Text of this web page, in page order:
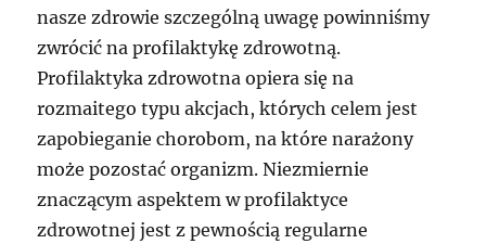
nasze zdrowie szczególną uwagę powinniśmy
zwrócić na profilaktykę zdrowotną.
Profilaktyka zdrowotna opiera się na
rozmaitego typu akcjach, których celem jest
zapobieganie chorobom, na które narażony
może pozostać organizm. Niezmiernie
znaczącym aspektem w profilaktyce
zdrowotnej jest z pewnością regularne